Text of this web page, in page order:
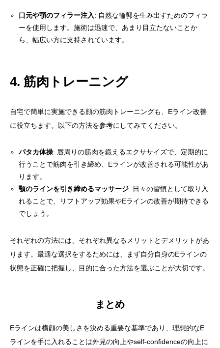
口元や顎のフィラー注入: 自然な輪郭を生み出すためのフィラ
ーを使用します。施術は迅速で、あまり目立たないことか
ら、幅広い方に支持されています。
4. 筋肉トレーニング
自宅で簡単に実施できる顔の筋肉トレーニングも、Eライン改善
に役立ちます。以下の方法を参考にしてみてください。
パタカ体操: 唇周りの筋肉を鍛えるエクササイズで、定期的に
行うことで筋肉を引き締め、Eラインが改善される可能性があ
ります。
顎のラインを引き締めるマッサージ: 日々の習慣として取り入
れることで、リフトアップ効果やEラインの改善が期待できる
でしょう。
それぞれの方法には、それぞれ異なるメリットとデメリットがあ
ります。最適な選択をするためには、まず自分自身のEラインの
状態を正確に把握し、目的に合った方法を選ぶことが大切です。
まとめ
Eラインは横顔の美しさを決める重要な基準であり、理想的なE
ラインを手に入れることは外見の向上やself-confidenceの向上に